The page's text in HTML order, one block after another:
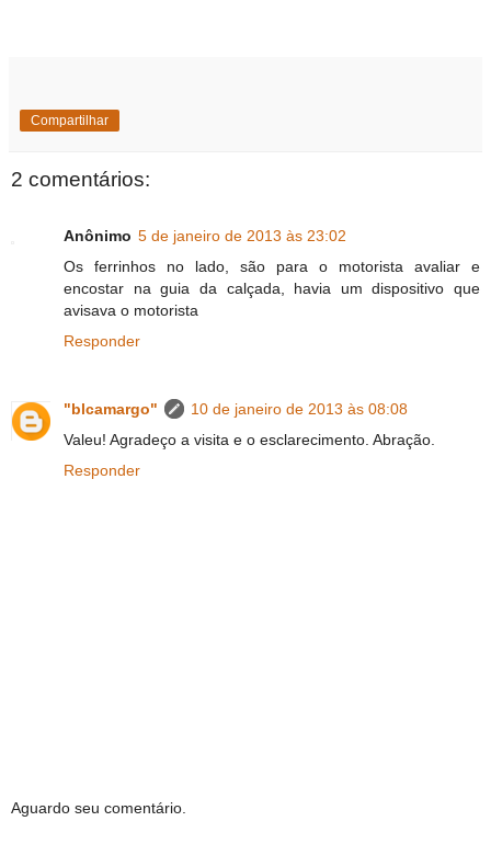
Compartilhar
2 comentários:
Anônimo 5 de janeiro de 2013 às 23:02
Os ferrinhos no lado, são para o motorista avaliar e
encostar na guia da calçada, havia um dispositivo que
avisava o motorista
Responder
"blcamargo"
10 de janeiro de 2013 às 08:08
Valeu! Agradeço a visita e o esclarecimento. Abração.
Responder
Aguardo seu comentário.